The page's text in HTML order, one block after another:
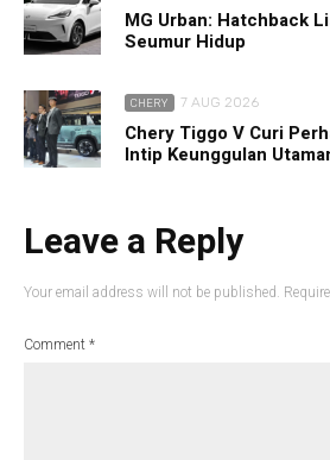
MG Urban: Hatchback
Seumur Hidup
CHERY 7 AUG 2026
Chery Tiggo V Curi
Intip Keunggulan
Leave a Reply
Your email address will not be published.
Comment *